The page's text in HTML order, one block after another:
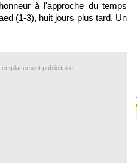
à l'approche du temps
(1-3), huit jours plus tard. Un
emplacement publicitaire